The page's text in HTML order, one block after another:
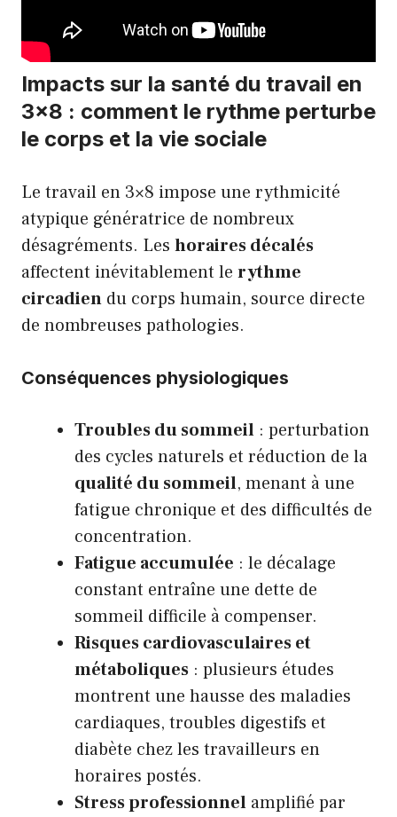
Impacts sur la santé du travail en
3×8 : comment le rythme perturbe
le corps et la vie sociale
Le travail en 3×8 impose une rythmicité
atypique génératrice de nombreux
désagréments. Les horaires décalés
affectent inévitablement le rythme
circadien du corps humain, source directe
de nombreuses pathologies.
Conséquences physiologiques
Troubles du sommeil : perturbation
des cycles naturels et réduction de la
qualité du sommeil, menant à une
fatigue chronique et des difficultés de
concentration.
Fatigue accumulée : le décalage
constant entraîne une dette de
sommeil difficile à compenser.
Risques cardiovasculaires et
métaboliques : plusieurs études
montrent une hausse des maladies
cardiaques, troubles digestifs et
diabète chez les travailleurs en
horaires postés.
Stress professionnel amplifié par